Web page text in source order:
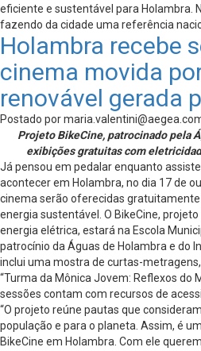
eficiente e sustentável para Holambra.
fazendo da cidade uma referência
Holambra recebe
cinema movida
renovável gerada
Postado por
Projeto BikeCine, patrocinado pela
exibições gratuitas com
Já pensou em pedalar enquanto
acontecer em Holambra, no dia 17 de
cinema serão oferecidas gratuitamente
energia sustentável. O BikeCine,
energia elétrica, estará na Escola
patrocínio da Águas de Holambra e do
inclui uma mostra de curtas-
“Turma da Mônica Jovem: Reflexos do
sessões contam com recursos de
“O projeto reúne pautas que
população e para o planeta. Assim, é
BikeCine em Holambra. Com ele